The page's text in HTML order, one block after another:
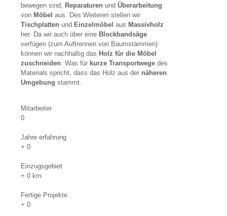
bewegen sind, Reparaturen und Überarbeitung
von Möbel aus. Des Weiteren stellen wir
Tischplatten und Einzelmöbel aus Massivholz
her. Da wir auch über eine Blockbandsäge
verfügen (zum Auftrennen von Baumstämmen)
können wir nachhaltig das Holz für die Möbel
zuschneiden . Was für kurze Transportwege des
Materials spricht, dass das Holz aus der näheren
Umgebung stammt.
Mitarbeiter
0
Jahre erfahrung
+ 0
Einzugsgebiet
+ 0 km
Fertige Projekte
+ 0